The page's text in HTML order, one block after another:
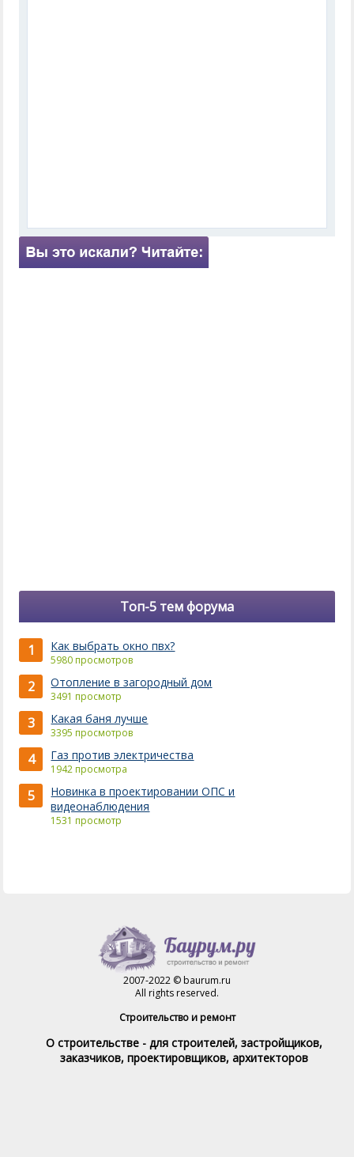
Топ-5 тем форума
1 Как выбрать окно пвх?
5980 просмотров
2 Отопление в загородный дом
3491 просмотр
3 Какая баня лучше
3395 просмотров
4 Газ против электричества
1942 просмотра
5
Новинка в проектировании ОПС и
видеонаблюдения
1531 просмотр
2007-2022 © baurum.ru
All rights reserved.
Строительство и ремонт
О строительстве - для строителей, застройщиков,
заказчиков, проектировщиков, архитекторов